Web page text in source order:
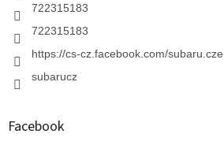
722315183
722315183
https://cs-cz.facebook.com/subaru.cze
subarucz
Facebook